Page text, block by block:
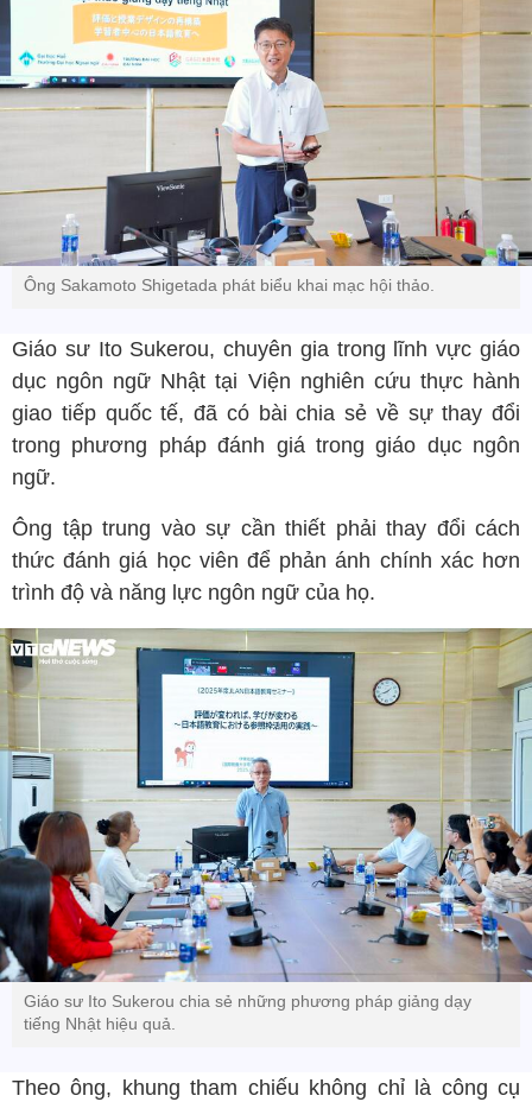
Ông Sakamoto Shigetada phát biểu khai mạc hội thảo.
Giáo sư Ito Sukerou, chuyên gia trong lĩnh vực giáo
dục ngôn ngữ Nhật tại Viện nghiên cứu thực hành
giao tiếp quốc tế, đã có bài chia sẻ về sự thay đổi
trong phương pháp đánh giá trong giáo dục ngôn
ngữ.
Ông tập trung vào sự cần thiết phải thay đổi cách
thức đánh giá học viên để phản ánh chính xác hơn
trình độ và năng lực ngôn ngữ của họ.
Giáo sư Ito Sukerou chia sẻ những phương pháp giảng dạy
tiếng Nhật hiệu quả.
Theo ông, khung tham chiếu không chỉ là công cụ